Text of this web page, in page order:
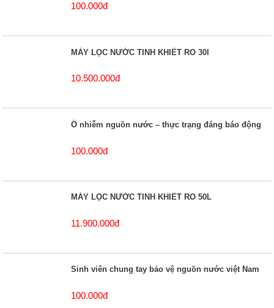
100.000đ
MÁY LỌC NƯỚC TINH KHIẾT RO 30l
10.500.000đ
Ô nhiễm nguồn nước – thực trạng đáng báo động
100.000đ
MÁY LỌC NƯỚC TINH KHIẾT RO 50L
11.900.000đ
Sinh viên chung tay bảo vệ nguồn nước việt Nam
100.000đ